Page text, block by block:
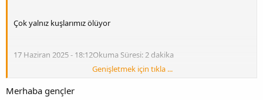
Çok yalnız kuşlarımız ölüyor
17 Haziran 2025 - 18:12Okuma Süresi: 2 dakika
Genişletmek için tıkla ...
Merhaba gençler